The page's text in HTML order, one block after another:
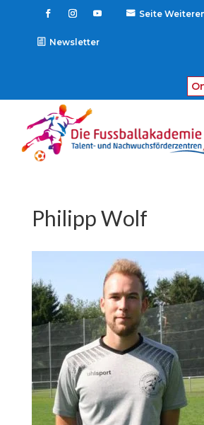
Seite
Newsletter
Philipp Wolf